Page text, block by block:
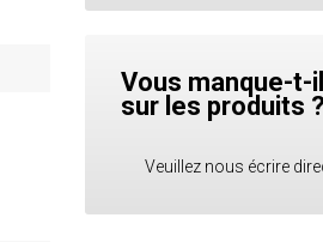
Vous manque-
sur les produits ?
Veuillez nous écrire